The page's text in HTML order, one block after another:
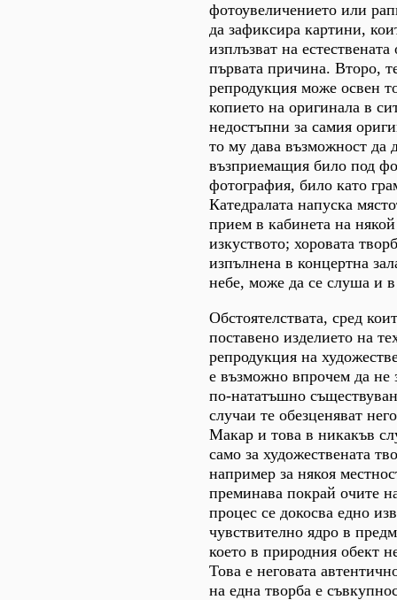
фотоувеличението или
да зафиксира картини,
изплъзват на
първата причина. Второ,
репродукция може освен
копието на оригинала в
недостъпни за самия
то му дава възможност да
възприемащия било под
фотография, било като
Катедралата напуска
прием в кабинета на
изкуството; хоровата
изпълнена в концертна
небе, може да се слуша и в
Обстоятелствата, сред
поставено изделието на
репродукция на
е възможно впрочем да не
по-нататъшно
случаи те обезценяват
Макар и това в никакъв
само за художествената
например за някоя
преминава покрай очите
процес се докосва едно
чувствително ядро в
което в природния обект
Това е неговата
на една творба е